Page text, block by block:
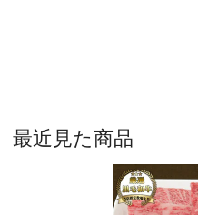
最近見た商品